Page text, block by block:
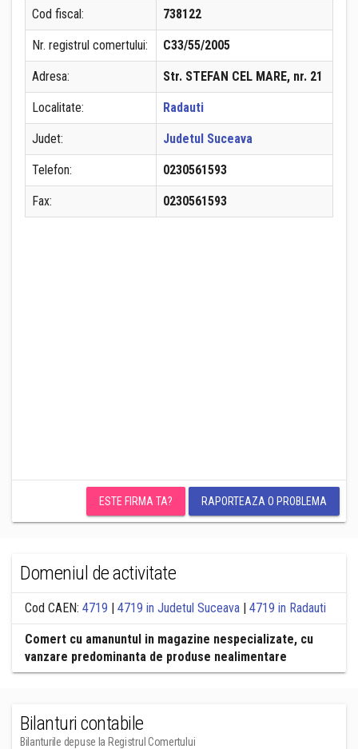
Cod fiscal: 738122
Nr. registrul comertului: C33/55/2005
Adresa: Str. STEFAN CEL MARE, nr. 21
Localitate: Radauti
Judet: Judetul Suceava
Telefon: 0230561593
Fax: 0230561593
ESTE FIRMA TA? RAPORTEAZA O PROBLEMA
Domeniul de activitate
Cod CAEN: 4719 | 4719 in Judetul Suceava | 4719 in Radauti
Comert cu amanuntul in magazine nespecializate, cu
vanzare predominanta de produse nealimentare
Bilanturi contabile
Bilanturile depuse la Registrul Comertului